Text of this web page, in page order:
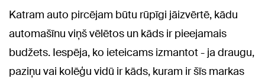
Katram auto pircējam būtu rūpīgi jāizvērtē, kādu
automašīnu viņš vēlētos un kāds ir pieejamais
budžets. Iespēja, ko ieteicams izmantot - ja draugu,
paziņu vai kolēģu vidū ir kāds, kuram ir šīs markas